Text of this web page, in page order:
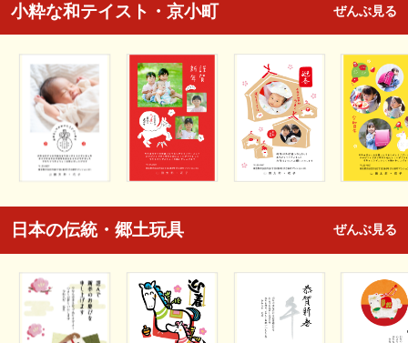
小粋な和テイスト・京小町 ぜんぶ見る
日本の伝統・郷土玩具 ぜんぶ見る